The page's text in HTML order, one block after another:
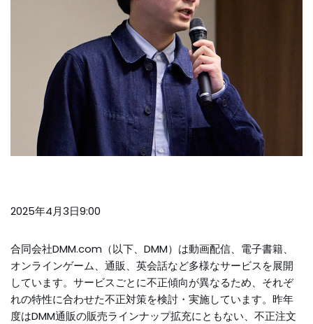
2025年4月3日9:00
合同会社DMM.com（以下、DMM）は動画配信、電子書籍、
オンラインゲーム、通販、英会話など多様なサービスを展開
しています。サービスごとに不正傾向が異なるため、それぞ
れの特性に合わせた不正対策を検討・実施しています。昨年
度はDMM通販の販売ラインナップ拡充にともない、不正注文